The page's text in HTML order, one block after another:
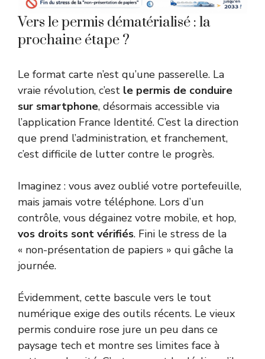
Vers le permis dématérialisé : la
prochaine étape ?
Le format carte n’est qu’une passerelle. La
vraie révolution, c’est le permis de conduire
sur smartphone, désormais accessible via
l’application France Identité. C’est la direction
que prend l’administration, et franchement,
c’est difficile de lutter contre le progrès.
Imaginez : vous avez oublié votre portefeuille,
mais jamais votre téléphone. Lors d’un
contrôle, vous dégainez votre mobile, et hop,
vos droits sont vérifiés. Fini le stress de la
« non-présentation de papiers » qui gâche la
journée.
Évidemment, cette bascule vers le tout
numérique exige des outils récents. Le vieux
permis conduire rose jure un peu dans ce
paysage tech et montre ses limites face à